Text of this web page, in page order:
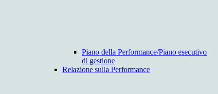
Piano della Performance/Piano esecutivo
di gestione
Relazione sulla Performance